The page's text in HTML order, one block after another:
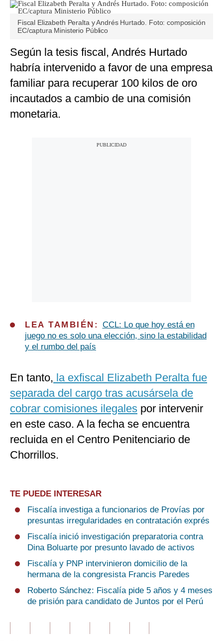
Fiscal Elizabeth Peralta y Andrés Hurtado. Foto: composición
EC/captura Ministerio Público
Según la tesis fiscal, Andrés Hurtado
habría intervenido a favor de una empresa
familiar para recuperar 100 kilos de oro
incautados a cambio de una comisión
monetaria.
LEA TAMBIÉN: CCL: Lo que hoy está en
juego no es solo una elección, sino la estabilidad
y el rumbo del país
En tanto, la exfiscal Elizabeth Peralta fue
separada del cargo tras acusársela de
cobrar comisiones ilegales por intervenir
en este caso. A la fecha se encuentra
recluida en el Centro Penitenciario de
Chorrillos.
TE PUEDE INTERESAR
Fiscalía investiga a funcionarios de Provías por
presuntas irregularidades en contratación exprés
Fiscalía inició investigación preparatoria contra
Dina Boluarte por presunto lavado de activos
Fiscalía y PNP intervinieron domicilio de la
hermana de la congresista Francis Paredes
Roberto Sánchez: Fiscalía pide 5 años y 4 meses
de prisión para candidato de Juntos por el Perú